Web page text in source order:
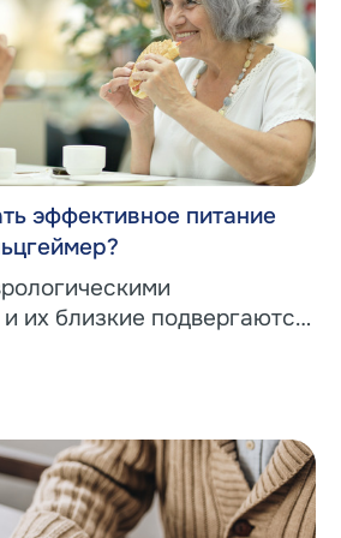
эффективное питание
их близкие подвергаются